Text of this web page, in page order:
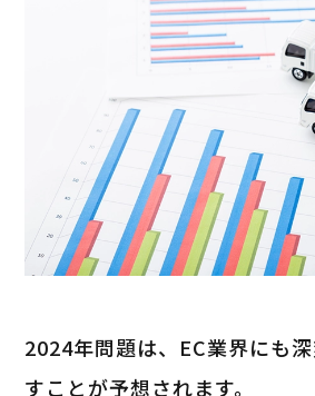
2024年問題は、EC業界にも
すことが予想されます。